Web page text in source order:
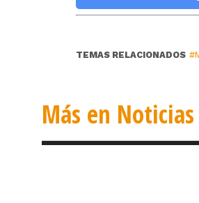
TEMAS RELACIONADOS
Más en Noticias